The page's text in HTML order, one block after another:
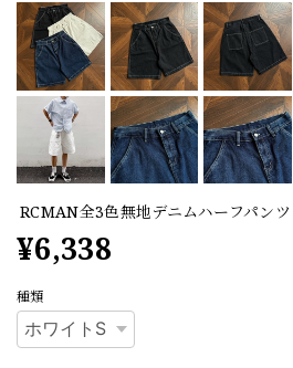
RCMAN全3色無地デニムハーフパンツ
¥6,338
種類